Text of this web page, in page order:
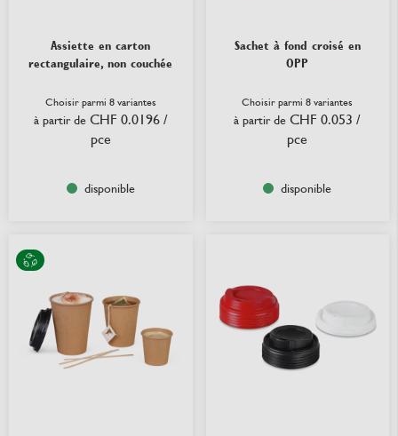
Assiette en carton
rectangulaire, non couchée
Choisir parmi 8 variantes
à partir de CHF 0.0196 /
pce
disponible
Sachet à fond croisé en
OPP
Choisir parmi 8 variantes
à partir de CHF 0.053 /
pce
disponible